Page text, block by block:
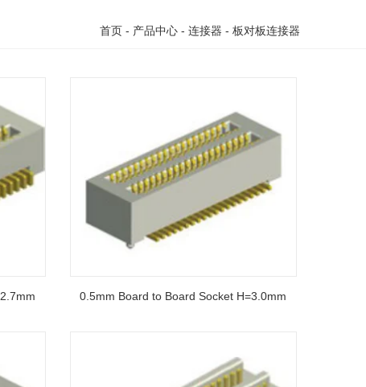
首页 - 产品中心 - 连接器 - 板对板连接器
0.5mm Board to Board Socket H=3.0mm